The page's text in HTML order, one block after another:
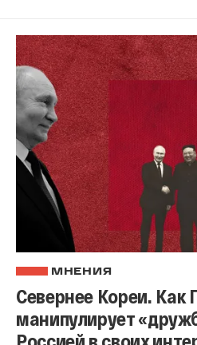
МНЕНИЯ
Севернее Кореи. Как
манипулирует